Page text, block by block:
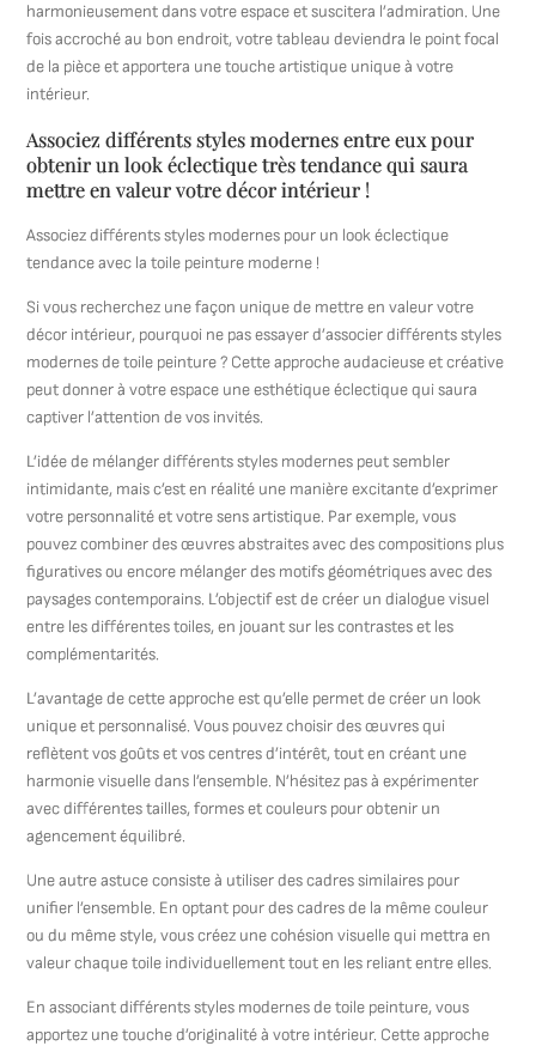
harmonieusement dans votre espace et suscitera l’admiration. Une
fois accroché au bon endroit, votre tableau deviendra le point focal
de la pièce et apportera une touche artistique unique à votre
intérieur.
Associez différents styles modernes entre eux pour
obtenir un look éclectique très tendance qui saura
mettre en valeur votre décor intérieur !
Associez différents styles modernes pour un look éclectique
tendance avec la toile peinture moderne !
Si vous recherchez une façon unique de mettre en valeur votre
décor intérieur, pourquoi ne pas essayer d’associer différents styles
modernes de toile peinture ? Cette approche audacieuse et créative
peut donner à votre espace une esthétique éclectique qui saura
captiver l’attention de vos invités.
L’idée de mélanger différents styles modernes peut sembler
intimidante, mais c’est en réalité une manière excitante d’exprimer
votre personnalité et votre sens artistique. Par exemple, vous
pouvez combiner des œuvres abstraites avec des compositions plus
figuratives ou encore mélanger des motifs géométriques avec des
paysages contemporains. L’objectif est de créer un dialogue visuel
entre les différentes toiles, en jouant sur les contrastes et les
complémentarités.
L’avantage de cette approche est qu’elle permet de créer un look
unique et personnalisé. Vous pouvez choisir des œuvres qui
reflètent vos goûts et vos centres d’intérêt, tout en créant une
harmonie visuelle dans l’ensemble. N’hésitez pas à expérimenter
avec différentes tailles, formes et couleurs pour obtenir un
agencement équilibré.
Une autre astuce consiste à utiliser des cadres similaires pour
unifier l’ensemble. En optant pour des cadres de la même couleur
ou du même style, vous créez une cohésion visuelle qui mettra en
valeur chaque toile individuellement tout en les reliant entre elles.
En associant différents styles modernes de toile peinture, vous
apportez une touche d’originalité à votre intérieur. Cette approche